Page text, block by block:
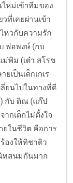
ใหม่เข้าทีมของ
ที่เคยผ่านเข้า
หวกับความรัก
พ่อพงษ์ (กบ
พิม (เต๋า สโรช
เป็นเด็กเกเร
ยนไปในทางที่ดี
กับ ติณ (แก๊ป
ากเด็กไม่ตั้งใจ
ยในชีวิต คือการ
องให้ทิชาติว
ทสนมกันมาก